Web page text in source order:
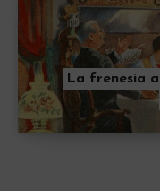
La frenesia